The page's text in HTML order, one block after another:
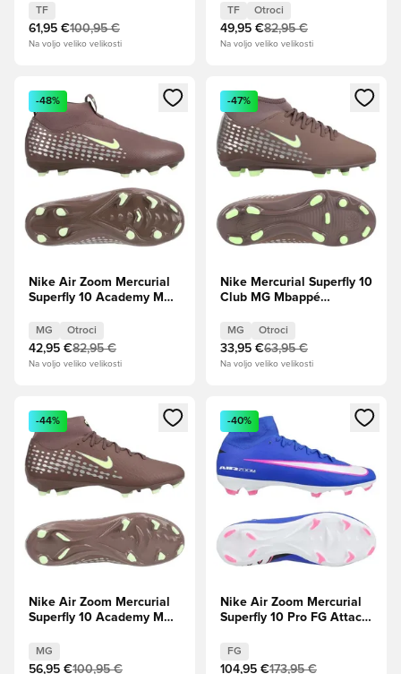
Plum Eclipse/Kovinsko
srebro
TF
61,95 €100,95 €
Na voljo veliko velikosti
Plum Eclipse/Kovinsko
srebro Otroci
TF Otroci
49,95 €82,95 €
Na voljo veliko velikosti
Odpre Modal za prijavo ali vpis kot član
-48%
Nike Air Zoom Mercurial
Superfly 10 Academy MG
Plum Eclipse/Kovinsko
srebro Otroci
MG Otroci
42,95 €82,95 €
Na voljo veliko velikosti
Odpre Modal za prijavo ali
-47%
Nike Mercurial Superfly 10
Club MG Mbappé
Eclipse/Kovinsko srebro
Otroci
MG Otroci
33,95 €63,95 €
Na voljo veliko velikosti
Odpre Modal za prijavo ali vpis kot član
-44%
Nike Air Zoom Mercurial
Superfly 10 Academy MG
Plum Eclipse/Kovinsko
srebro
MG
56,95 €100,95 €
Odpre Modal za prijavo ali
-40%
Nike Air Zoom Mercurial
Superfly 10 Pro FG Attack
FG
104,95 €173,95 €